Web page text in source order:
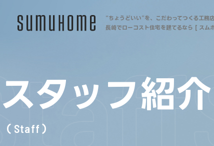
“ちょうどいい”を、こだわってつくる工務店
長崎でローコスト住宅を建てるなら [ スム
スタッフ紹介
Staff